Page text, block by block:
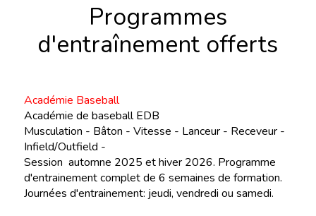
Programmes
d'entraînement offerts
Académie Baseball
Académie de baseball EDB
Musculation - Bâton - Vitesse - Lanceur - Receveur -
Infield/Outfield -
Session automne 2025 et hiver 2026. Programme
d'entrainement complet de 6 semaines de formation.
Journées d'entrainement: jeudi, vendredi ou samedi.